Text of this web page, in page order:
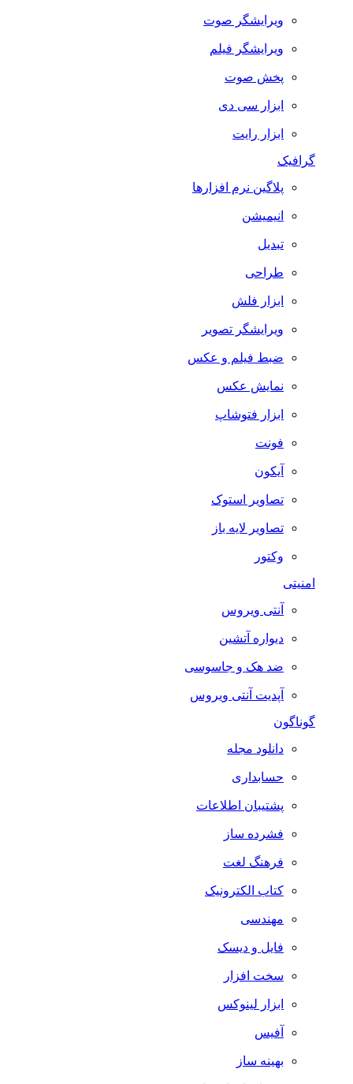
ویرایشگر صوت
ویرایشگر فیلم
پخش صوت
ابزار سی دی
ابزار رایت
گرافیک
پلاگین نرم افزارها
انیمیشن
تبدیل
طراحی
ابزار فلش
ویرایشگر تصویر
ضبط فيلم و عكس
نمایش عکس
ابزار فتوشاپ
فونت
آیکون
تصاویر استوک
تصاویر لایه باز
وکتور
امنیتی
آنتی ویروس
دیواره آتشین
ضد هک و جاسوسی
آپدیت آنتی ویروس
گوناگون
دانلود مجله
حسابداری
پشتیبان اطلاعات
فشرده ساز
فرهنگ لغت
کتاب الکترونیک
مهندسی
فایل و دیسک
سخت افزار
ابزار لینوکس
آفیس
بهینه ساز